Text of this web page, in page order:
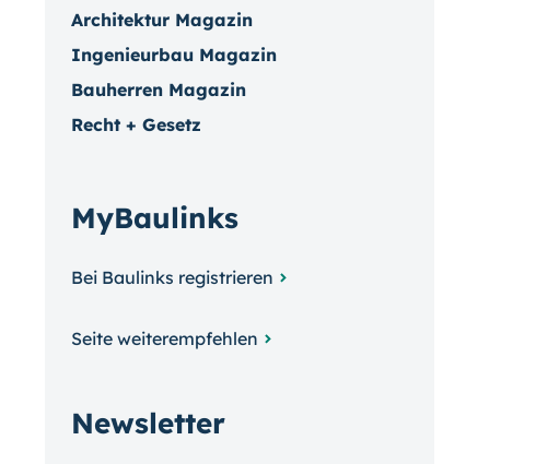
Architektur Magazin
Ingenieurbau Magazin
Bauherren Magazin
Recht + Gesetz
MyBaulinks
Bei Baulinks registrieren
Seite weiterempfehlen
Newsletter